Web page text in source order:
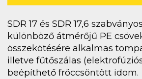
SDR 17 és SDR 17,6
különböző átmérőjű PE
összekötésére alkalmas
illetve fűtőszálas
beépíthető fröccsöntött idom.